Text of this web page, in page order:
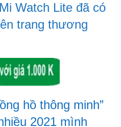
Watch Lite đã có
trang thương
hồ thông minh”
2021 mình